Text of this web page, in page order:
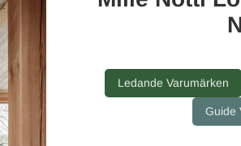
Ledande Varumärken
Guide